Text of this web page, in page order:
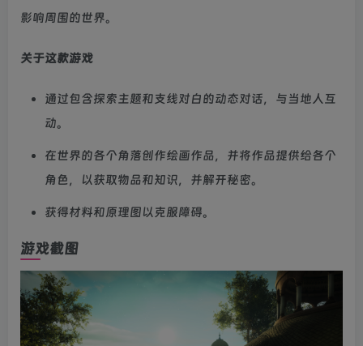
影响周围的世界。
关于这款游戏
通过包含探索主题和支线对白的动态对话，与当地人互
动。
在世界的各个角落创作绘画作品，并将作品提供给各个
角色，以获取物品和知识，并解开秘密。
获得材料和原理图以克服障碍。
游戏截图